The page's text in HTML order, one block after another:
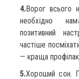
4.Ворог всього
необхідно
позитивний
частіше
— краща
5.Хороший сон.